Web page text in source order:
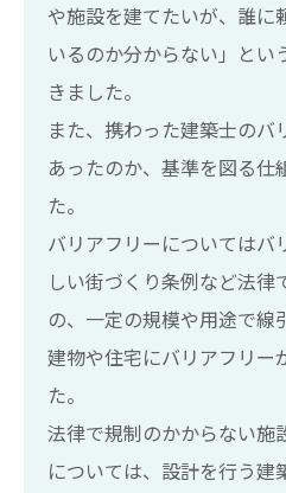
や施設を建てたいが、誰に
いるのか分からない」とい
きました。
また、携わった建築士の
あったのか、基準を図る仕
た。
バリアフリーについてはバ
しい街づくり条例など法
の、一定の規模や用途で線
建物や住宅にバリアフリー
た。
法律で規制のかからない施
については、設計を行う